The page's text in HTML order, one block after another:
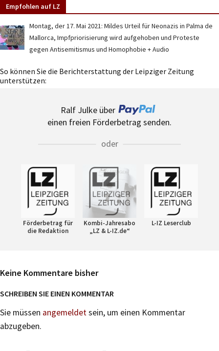
Empfohlen auf LZ
Montag, der 17. Mai 2021: Mildes Urteil für Neonazis in Palma de
Mallorca, Impfpriorisierung wird aufgehoben und Proteste
gegen Antisemitismus und Homophobie + Audio
So können Sie die Berichterstattung der Leipziger Zeitung
unterstützen:
Ralf Julke über
einen freien Förderbetrag senden.
oder
Förderbetrag für
die Redaktion
Kombi-Jahresabo
„LZ & L-IZ.de“
L-IZ Leserclub
Keine Kommentare bisher
SCHREIBEN SIE EINEN KOMMENTAR
Sie müssen angemeldetsein, um einen Kommentar
abzugeben.